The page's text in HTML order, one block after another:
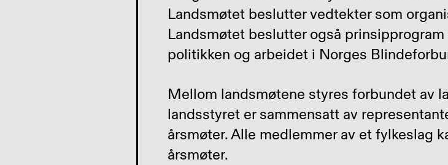
Landsmøtet beslutter vedtekter som
Landsmøtet beslutter også
politikken og arbeidet i Norges
Mellom landsmøtene styres forbundet av
landsstyret er sammensatt av
årsmøter. Alle medlemmer av et fylkeslag
årsmøter.